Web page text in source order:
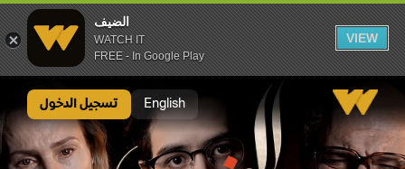
الضيف
WATCH IT
FREE - In Google Play
VIEW
English تسجيل الدخول